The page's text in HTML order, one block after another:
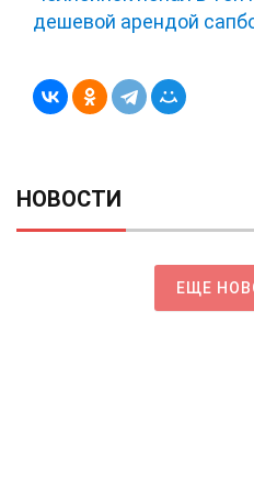
дешевой арендой
НОВОСТИ
ЕЩЕ